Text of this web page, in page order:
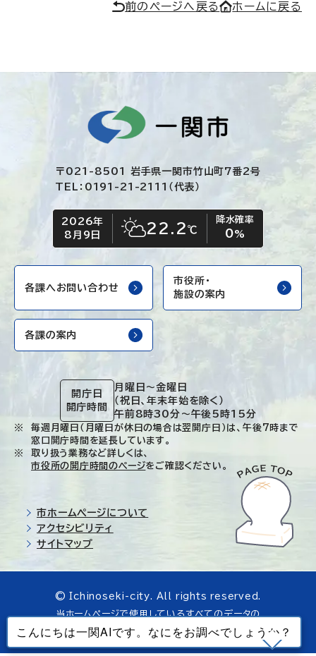
前のページへ戻る ホームに戻る
〒021-8501 岩手県一関市竹山町7番2号
TEL：0191-21-2111（代表）
今日の日付
2026年
8月9日
今日の天気
晴れ時々くもり
22.2℃
降水確率
0%
各課へお問い合わせ
市役所・
施設の案内
各課の案内
開庁日
開庁時間
月曜日～金曜日
（祝日、年末年始を除く）
午前8時30分～午後5時15分
毎週月曜日（月曜日が休日の場合は翌開庁日）は、午後7時まで
窓口開庁時間を延長しています。
取り扱う業務など詳しくは、
市役所の開庁時間のページをご確認ください。
市ホームページについて
アクセシビリティ
サイトマップ
© Ichinoseki-city. All rights reserved.
当ホームページで使用しているすべてのデータの
無断転載を禁じます。